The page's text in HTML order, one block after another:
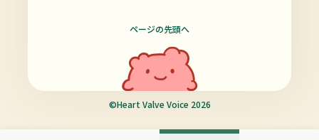
ページの先頭へ
©Heart Valve Voice 2026